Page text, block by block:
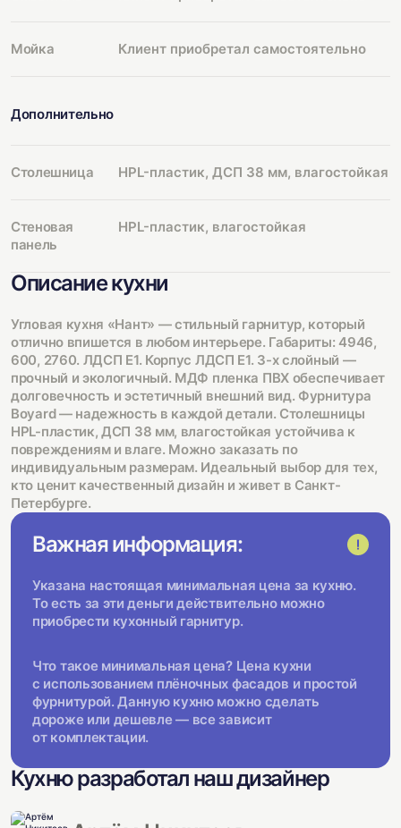
Мойка Клиент приобретал самостоятельно
Дополнительно
Столешница HPL-пластик, ДСП 38 мм, влагостойкая
Стеновая
панель
HPL-пластик, влагостойкая
Описание кухни
Угловая кухня «Нант» — стильный гарнитур, который
отлично впишется в любом интерьере. Габариты: 4946,
600, 2760. ЛДСП Е1. Корпус ЛДСП Е1. 3-х слойный —
прочный и экологичный. МДФ пленка ПВХ обеспечивает
долговечность и эстетичный внешний вид. Фурнитура
Boyard — надежность в каждой детали. Столешницы
HPL-пластик, ДСП 38 мм, влагостойкая устойчива к
повреждениям и влаге. Можно заказать по
индивидуальным размерам. Идеальный выбор для тех,
кто ценит качественный дизайн и живет в Санкт-
Петербурге.
Важная информация:
Указана настоящая минимальная цена за кухню.
То есть за эти деньги действительно можно
приобрести кухонный гарнитур.
Что такое минимальная цена? Цена кухни
с использованием плёночных фасадов и простой
фурнитурой. Данную кухню можно сделать
дороже или дешевле — все зависит
от комплектации.
Кухню разработал наш дизайнер